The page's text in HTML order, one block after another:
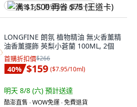
满 $1,500 再省 $75 (王道卡)
LONGFINE 朗氛 植物精油 無火香薰精
油香薰擺飾 英梨小蒼蘭 100ML, 2個
首購折扣價$266
40% $159 ($7.95/10ml)
明天 8/8 (六) 預計送達
酷澎直售 ∙ WOW免運 ∙ 免費退貨